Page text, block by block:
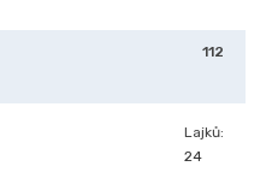
112
Lajků:
24